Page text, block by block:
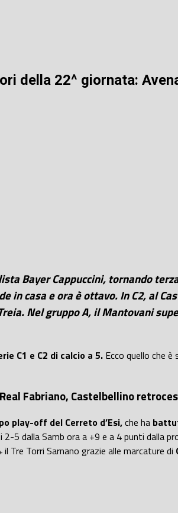
della 22^ giornata:
Bayer Cappuccini, tornando
casa e ora è ottavo. In C2, al
Nel gruppo A, il Mantovani
C1 e C2 di calcio a 5. Ecco quello che
Fabriano, Castelbellino
play-off del Cerreto d’Esi,che ha
5 dalla Samb ora a +9 e a 4 punti dalla
Tre Torri Sarnano grazie alle marcature di